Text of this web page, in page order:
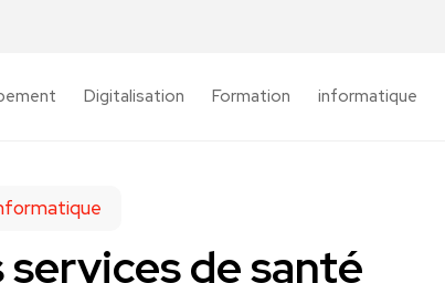
Digitalisation Formation informatique
services de santé